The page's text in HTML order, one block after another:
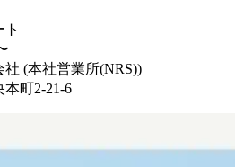
(本社営業所(NRS))
町2-21-6